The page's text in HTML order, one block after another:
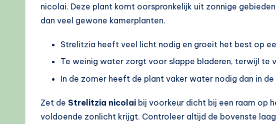
nicolai. Deze plant komt oorspronkelijk uit zonnige
dan veel gewone kamerplanten.
Strelitzia heeft veel licht nodig en groeit het best op
Te weinig water zorgt voor slappe bladeren, terwijl te
In de zomer heeft de plant vaker water nodig dan in
Zet de Strelitzia nicolai bij voorkeur dicht bij een raam op
voldoende zonlicht krijgt. Controleer altijd de bovenste